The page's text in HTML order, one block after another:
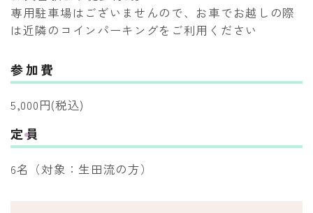
専用駐車場はございませんので、お車でお越しの際
は近隣のコインパーキングをご利用ください
参加費
5,000円(税込)
定員
6名（対象：生田流の方）